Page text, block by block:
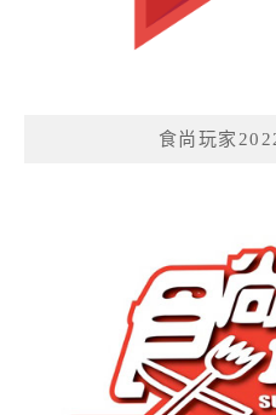
食尚玩家